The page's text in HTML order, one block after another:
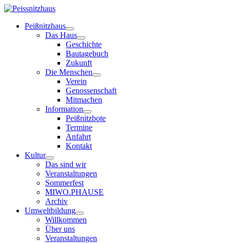
Peißnitzhaus
Das Haus
Geschichte
Bautagebuch
Zukunft
Die Menschen
Verein
Genossenschaft
Mitmachen
Information
Peißnitzbote
Termine
Anfahrt
Kontakt
Kultur
Das sind wir
Veranstaltungen
Sommerfest
MIWO.PHAUSE
Archiv
Umweltbildung
Willkommen
Über uns
Veranstaltungen